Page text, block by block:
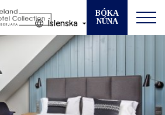
Íslenska
BÓKA
NÚNA